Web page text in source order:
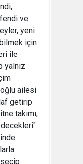
ve
yeni
için
ile
yalnız
ailesi
getirip
takımı,